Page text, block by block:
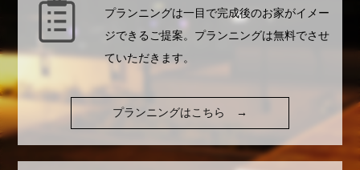
プランニングは一目で完成後のお家がイメー
ジできるご提案。プランニングは無料でさせ
ていただきます。
プランニングはこちら →